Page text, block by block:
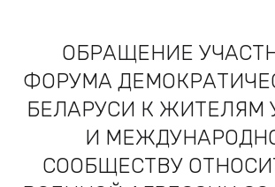
ОБРАЩЕНИЕ
ФОРУМА
БЕЛАРУСИ К ЖИТЕЛЯМ
И
СООБЩЕСТВУ